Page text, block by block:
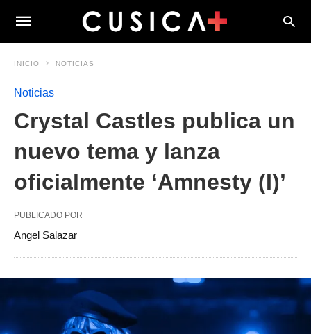
INICIO NOTICIAS
Noticias
Crystal Castles publica un
nuevo tema y lanza
oficialmente ‘Amnesty (I)’
PUBLICADO POR
Angel Salazar